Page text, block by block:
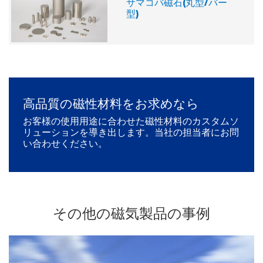
サマコバ磁石(丸型/バー
型)
高品質の磁性材料をお求めなら
お客様の使用用途に合わせた磁性材料のカスタムソ
リューションを導き出します。当社の担当者にお問
い合わせください。
その他の磁気製品の事例